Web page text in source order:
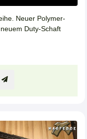
Neuer Polymer-
Duty-Schaft